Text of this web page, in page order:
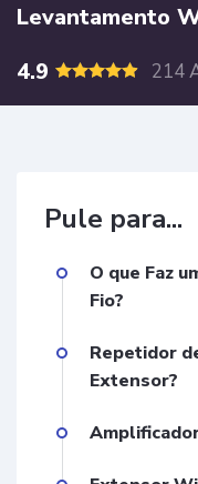
Levantamento
4.9 214
Pule para...
O que Faz
Fio?
Repetidor
Extensor?